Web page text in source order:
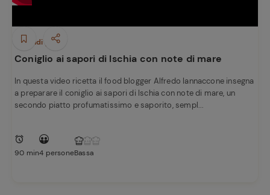
Secondi piatti
Coniglio ai sapori di Ischia con note di mare
In questa video ricetta il food blogger Alfredo Iannaccone insegna
a preparare il coniglio ai sapori di Ischia con note di mare, un
secondo piatto profumatissimo e saporito, sempl...
90 min4 personeBassa